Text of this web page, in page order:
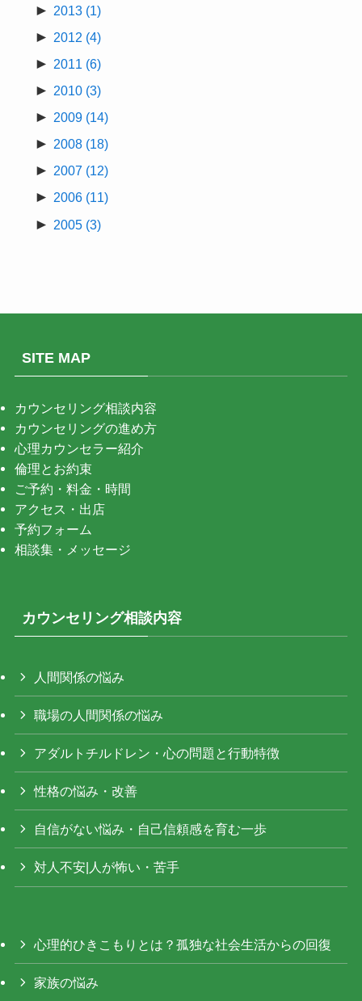
► 2013 (1)
► 2012 (4)
► 2011 (6)
► 2010 (3)
► 2009 (14)
► 2008 (18)
► 2007 (12)
► 2006 (11)
► 2005 (3)
SITE MAP
カウンセリング相談内容
カウンセリングの進め方
心理カウンセラー紹介
倫理とお約束
ご予約・料金・時間
アクセス・出店
予約フォーム
相談集・メッセージ
カウンセリング相談内容
人間関係の悩み
職場の人間関係の悩み
アダルトチルドレン・心の問題と行動特徴
性格の悩み・改善
自信がない悩み・自己信頼感を育む一歩
対人不安|人が怖い・苦手
心理的ひきこもりとは？孤独な社会生活からの回復
家族の悩み